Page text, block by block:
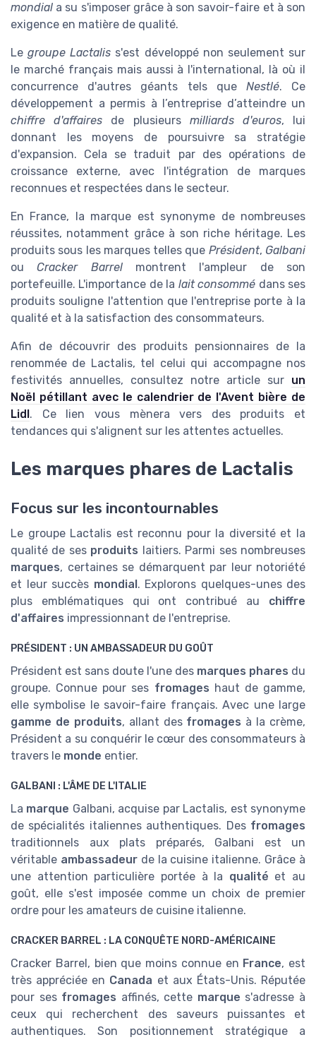
mondial a su s'imposer grâce à son savoir-faire et à son
exigence en matière de qualité.
Legroupe Lactalis s'est développé non seulement sur
le marché français mais aussi à l'international, là où il
concurrence d'autres géants tels que Nestlé. Ce
développement a permis à l’entreprise d’atteindre un
chiffre d'affaires de plusieurs milliards d'euros, lui
donnant les moyens de poursuivre sa stratégie
d'expansion. Cela se traduit par des opérations de
croissance externe, avec l'intégration de marques
reconnues et respectées dans le secteur.
En France, la marque est synonyme de nombreuses
réussites, notamment grâce à son riche héritage. Les
produits sous les marques telles que Président, Galbani
ouCracker Barrelmontrent l'ampleur de son
portefeuille. L'importance de la lait consommé dans ses
produits souligne l'attention que l'entreprise porte à la
qualité et à la satisfaction des consommateurs.
Afin de découvrir des produits pensionnaires de la
renommée de Lactalis, tel celui qui accompagne nos
festivités annuelles, consultez notre article sur un
Noël pétillant avec le calendrier de l'Avent bière de
Lidl. Ce lien vous mènera vers des produits et
tendances qui s'alignent sur les attentes actuelles.
Les marques phares de Lactalis
Focus sur les incontournables
Le groupe Lactalis est reconnu pour la diversité et la
qualité de ses produits laitiers. Parmi ses nombreuses
marques, certaines se démarquent par leur notoriété
et leur succès mondial . Explorons quelques-unes des
plus emblématiques qui ont contribué au chiffre
d'affaires impressionnant de l'entreprise.
PRÉSIDENT : UN AMBASSADEUR DU GOÛT
Président est sans doute l'une des marques phares du
groupe. Connue pour ses fromages haut de gamme,
elle symbolise le savoir-faire français. Avec une large
gamme de produits, allant des fromages à la crème,
Président a su conquérir le cœur des consommateurs à
travers le monde entier.
GALBANI : L'ÂME DE L'ITALIE
La marque Galbani, acquise par Lactalis, est synonyme
de spécialités italiennes authentiques. Des fromages
traditionnels aux plats préparés, Galbani est un
véritable ambassadeurde la cuisine italienne. Grâce à
une attention particulière portée à la qualité et au
goût, elle s'est imposée comme un choix de premier
ordre pour les amateurs de cuisine italienne.
CRACKER BARREL : LA CONQUÊTE NORD-AMÉRICAINE
Cracker Barrel, bien que moins connue en France, est
très appréciée en Canada et aux États-Unis. Réputée
pour ses fromages affinés, cette marque s'adresse à
ceux qui recherchent des saveurs puissantes et
authentiques. Son positionnement stratégique a